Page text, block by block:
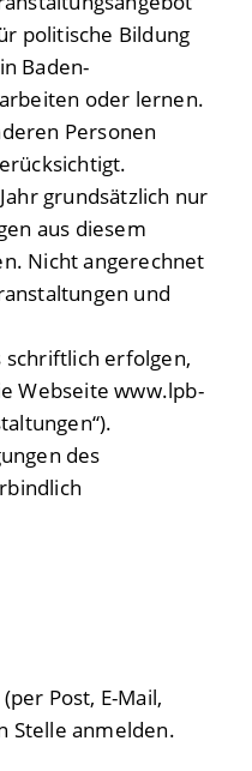
politische Bildung
Baden-
oder lernen.
Personen
grundsätzlich nur
aus diesem
Nicht angerechnet
und
schriftlich erfolgen,
Webseite www.lpb-
des
Post, E-Mail,
Stelle anmelden.